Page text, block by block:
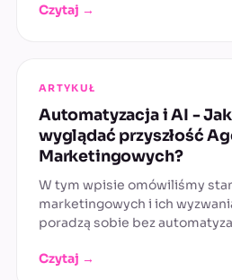
Czytaj →
ARTYKUŁ
Automatyzacja i AI -
wyglądać przyszłość
Marketingowych?
W tym wpisie omówiliśmy
marketingowych i ich
poradzą sobie bez
Czytaj →